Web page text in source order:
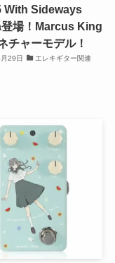
With Sideways
場！Marcus King
チャーモデル！
29日 エレキギター関連